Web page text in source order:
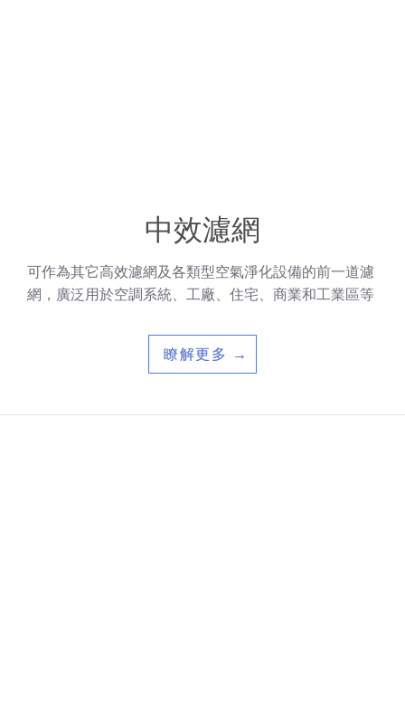
中效濾網
可作為其它高效濾網及各類型空氣淨化設備的前一道濾
網，廣泛用於空調系統、工廠、住宅、商業和工業區等
瞭解更多 →